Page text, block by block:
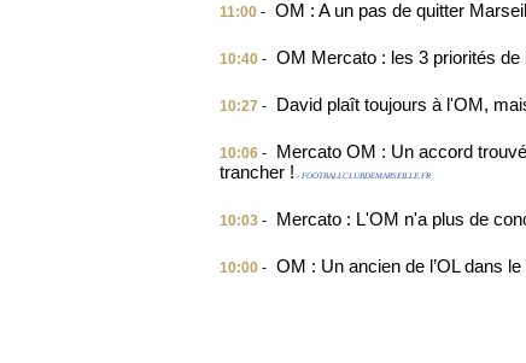
11:00 - OM : A un pas de quitter
10:40 - OM Mercato : les 3 priorités de
10:27 - David plaît toujours à l'OM,
10:06 -
Mercato OM : Un accord
trancher ! - FOOTBALLCLUBDEMARSEILLE.FR
10:03 - Mercato : L'OM n'a plus de
10:00 - OM : Un ancien de l’OL dans